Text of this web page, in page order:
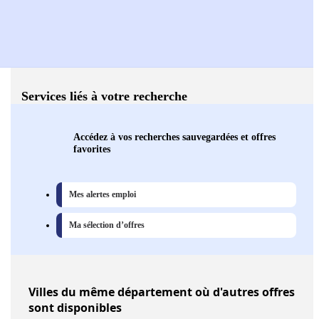
Services liés à votre recherche
Accédez à vos recherches sauvegardées et offres
favorites
Mes alertes emploi
Ma sélection d’offres
Villesdu même département où d'autres offres
sont disponibles